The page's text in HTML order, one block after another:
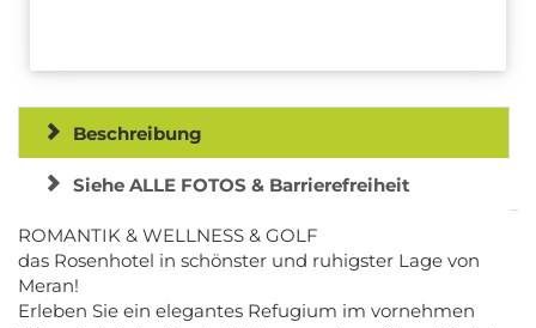
Beschreibung
Siehe ALLE FOTOS & Barrierefreiheit
ROMANTIK & WELLNESS & GOLF
das Rosenhotel in schönster und ruhigster Lage von
Meran!
Erleben Sie ein elegantes Refugium im vornehmen